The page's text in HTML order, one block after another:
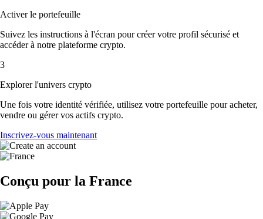
Activer le portefeuille
Suivez les instructions à l'écran pour créer votre profil sécurisé et
accéder à notre plateforme crypto.
3
Explorer l'univers crypto
Une fois votre identité vérifiée, utilisez votre portefeuille pour acheter,
vendre ou gérer vos actifs crypto.
Inscrivez-vous maintenant
Conçu pour la France